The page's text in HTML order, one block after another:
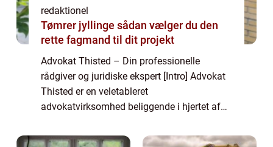
redaktionel
Tømrer jyllinge sådan vælger du den
rette fagmand til dit projekt
Advokat Thisted – Din professionelle
rådgiver og juridiske ekspert [Intro] Advokat
Thisted er en veletableret
advokatvirksomhed beliggende i hjertet af
ekspertise inden for jura og rådgivning er